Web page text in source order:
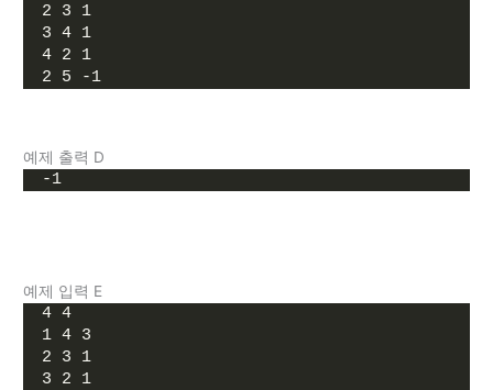
2 3 1
3 4 1
4 2 1
2 5 -1
예제 출력 D
-1
예제 입력 E
4 4
1 4 3
2 3 1
3 2 1